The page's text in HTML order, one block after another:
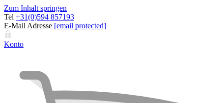
Zum Inhalt springen
Tel +31(0)594 857193
E-Mail Adresse [email protected]
Konto